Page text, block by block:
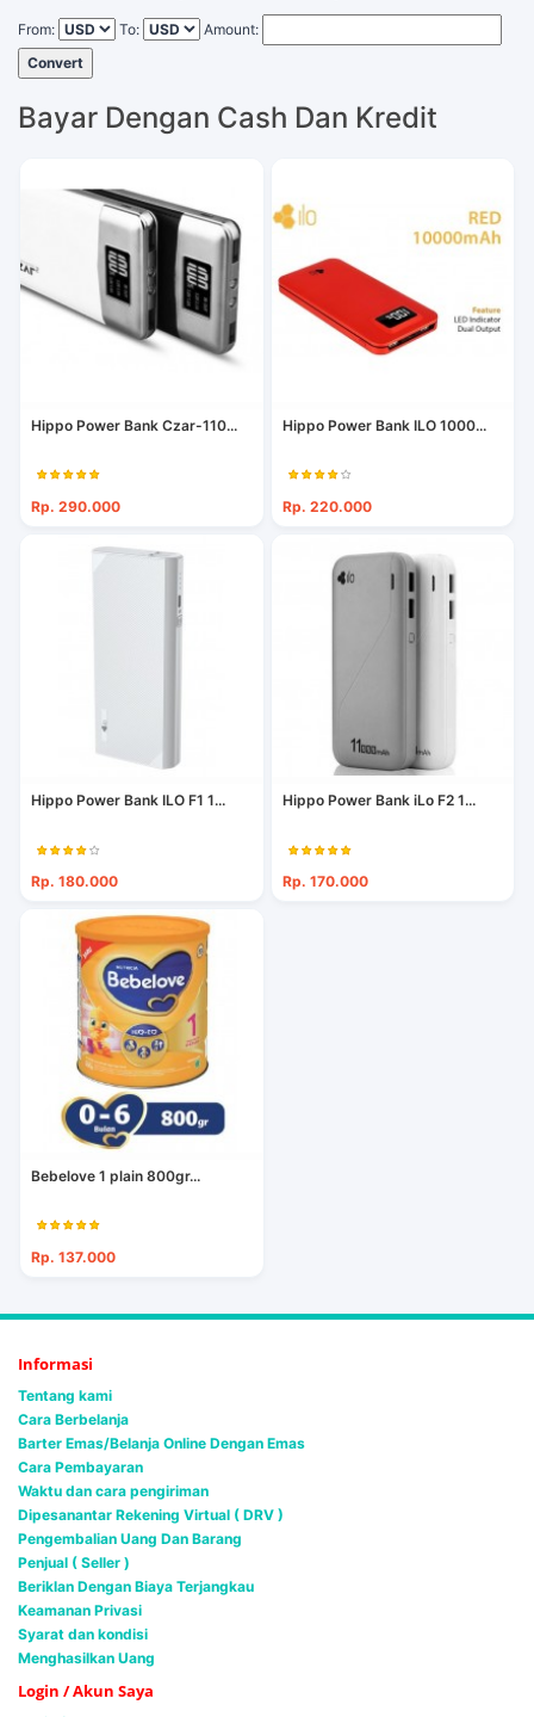
From: To:
Amount:
Convert
Bayar Dengan Cash Dan Kredit
Hippo Power Bank Czar-110...
Rp. 290.000
Hippo Power Bank ILO 1000...
Rp. 220.000
Hippo Power Bank ILO F1 1...
Rp. 180.000
Hippo Power Bank iLo F2 1...
Rp. 170.000
Bebelove 1 plain 800gr...
Rp. 137.000
Informasi
Tentang kami
Cara Berbelanja
Barter Emas/Belanja Online Dengan Emas
Cara Pembayaran
Waktu dan cara pengiriman
Dipesanantar Rekening Virtual ( DRV )
Pengembalian Uang Dan Barang
Penjual ( Seller )
Beriklan Dengan Biaya Terjangkau
Keamanan Privasi
Syarat dan kondisi
Menghasilkan Uang
Login / Akun Saya